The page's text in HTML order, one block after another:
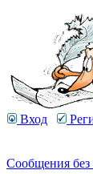
Вход
Сообщения без